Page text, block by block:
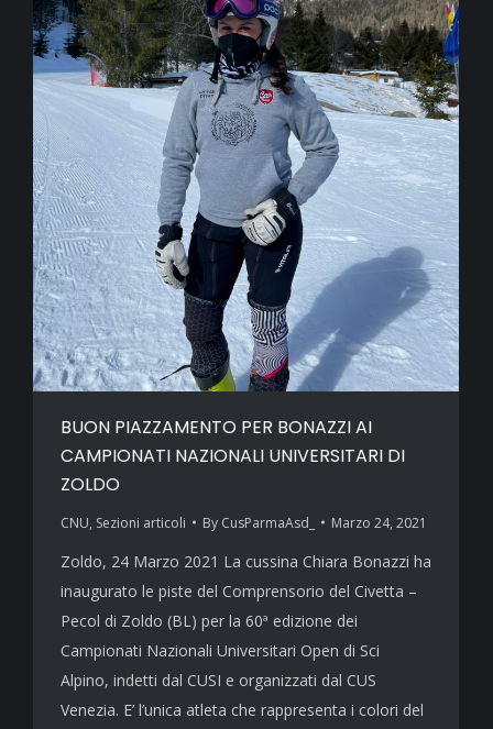
BUON PIAZZAMENTO PER BONAZZI AI
CAMPIONATI NAZIONALI UNIVERSITARI DI
ZOLDO
CNU, Sezioni articoli By CusParmaAsd_ Marzo 24, 2021
Zoldo, 24 Marzo 2021 La cussina Chiara Bonazzi ha
inaugurato le piste del Comprensorio del Civetta –
Pecol di Zoldo (BL) per la 60ª edizione dei
Campionati Nazionali Universitari Open di Sci
Alpino, indetti dal CUSI e organizzati dal CUS
Venezia. E’ l’unica atleta che rappresenta i colori del